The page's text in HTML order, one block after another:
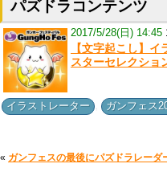
パズドラコンテンツ
2017/5/28(日) 14:45
【文字起こし】
スターセレクショ
イラストレーター ガンフェス
« ガンフェスの最後にパズドラレーダ